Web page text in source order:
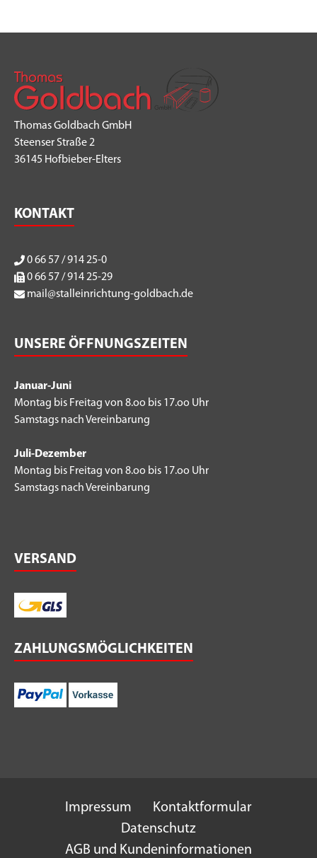
Thomas Goldbach GmbH
Steenser Straße 2
36145 Hofbieber-Elters
KONTAKT
0 66 57 / 914 25-0
0 66 57 / 914 25-29
mail@stalleinrichtung-goldbach.de
UNSERE ÖFFNUNGSZEITEN
Januar-Juni
Montag bis Freitag von 8.oo bis 17.oo Uhr
Samstags nach Vereinbarung
Juli-Dezember
Montag bis Freitag von 8.oo bis 17.oo Uhr
Samstags nach Vereinbarung
VERSAND
ZAHLUNGSMÖGLICHKEITEN
Impressum
Kontaktformular
Datenschutz
AGB und Kundeninformationen